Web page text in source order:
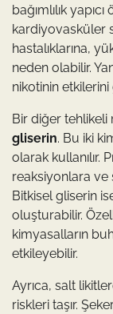
bağımlılık
kardiyovasküler
hastalıklarına,
neden olabilir.
nikotinin
Bir diğer tehlikeli
gliserin. Bu iki
olarak kullanılır.
reaksiyonlara
Bitkisel gliserin
oluşturabilir.
kimyasalların
etkileyebilir.
Ayrıca, salt
riskleri taşır.